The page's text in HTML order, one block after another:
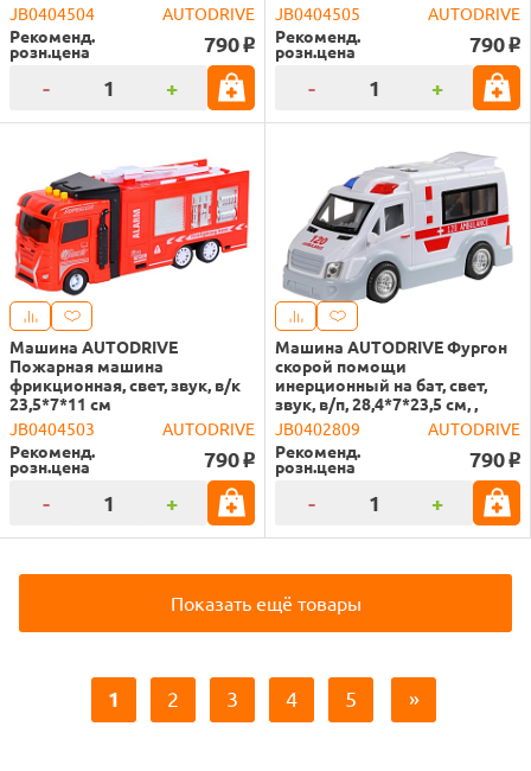
JB0404504
AUTODRIVE
Рекоменд.
розн.цена 790 o
- +
JB0404505
AUTODRIVE
Рекоменд.
розн.цена 790 o
- +
Машина AUTODRIVE
Пожарная машина
фрикционная, свет, звук, в/к
23,5*7*11 см
JB0404503
AUTODRIVE
Рекоменд.
розн.цена 790 o
- +
Машина AUTODRIVE Фургон
скорой помощи
инерционный на бат, свет,
звук, в/п, 28,4*7*23,5 см, ,
JB0402809
AUTODRIVE
Рекоменд.
розн.цена 790 o
- +
Показать ещё товары
1 2 3 4 5 »